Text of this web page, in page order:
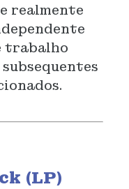
realmente
trabalho
(LP)